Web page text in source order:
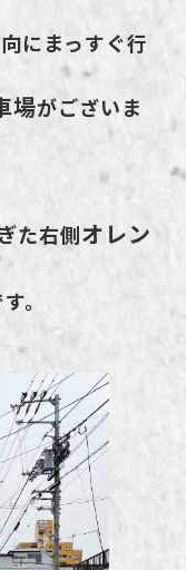
にまっすぐ行
場がございま
た右側 オレン
。